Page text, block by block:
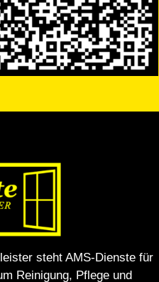
steht AMS-Dienste für
Reinigung, Pflege und